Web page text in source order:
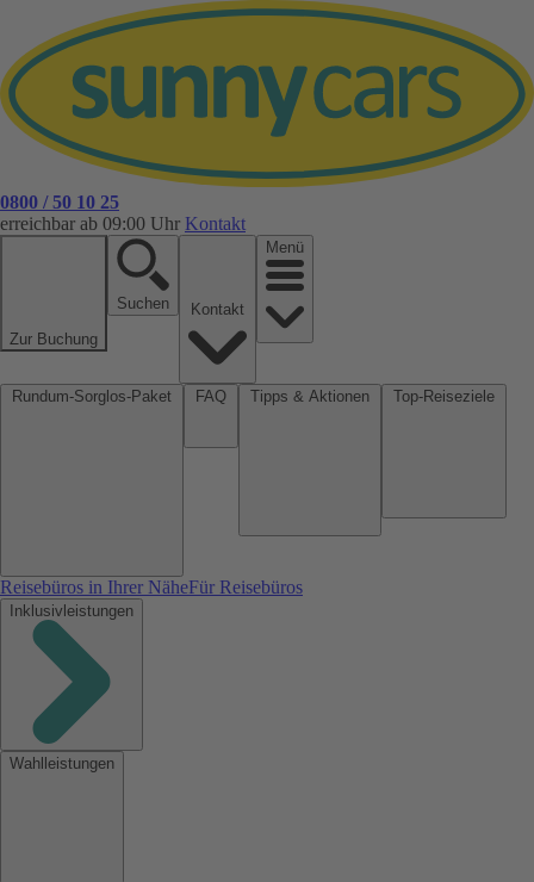
0800 / 50 10 25
erreichbar ab 09:00 Uhr Kontakt
Zur Buchung
Suchen
Menü
Reisebüros in Ihrer NäheFür Reisebüros
Inklusivleistungen
Wahlleistungen